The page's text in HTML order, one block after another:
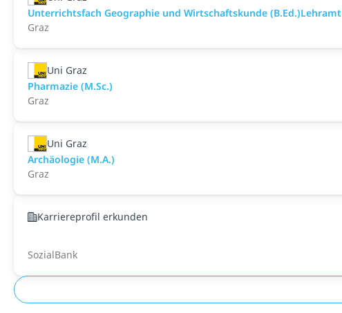
Unterrichtsfach Geographie und Wirtschaftskunde (B.Ed.)Lehramt
Graz
Uni Graz
Pharmazie (M.Sc.)
Graz
Uni Graz
Archäologie (M.A.)
Graz
Karriereprofil erkunden
SozialBank